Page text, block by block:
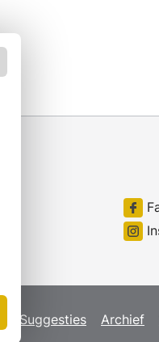
Suggesties Archief